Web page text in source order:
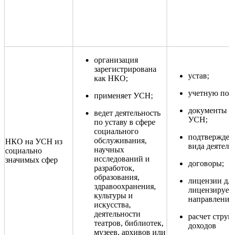
НКО на УСН из
социально
значимых сфер
организация
зарегистрирована
как НКО;
применяет УСН;
ведет деятельность
по уставу в сфере
социального
обслуживания,
научных
исследований и
разработок,
образования,
здравоохранения,
культуры и
искусства,
деятельности
театров, библиотек,
музеев, архивов или
устав;
учетную
документы
УСН;
вида
договоры;
лицензии
расчет
доходов